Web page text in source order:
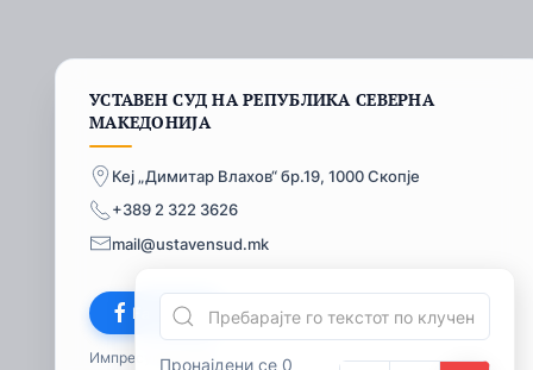
Пронајдени се 0
УСТАВЕН СУД НА РЕПУБЛИКА СЕВЕРНА
МАКЕДОНИЈА
Кеј „Димитар Влахов“ бр.19, 1000 Скопје
+389 2 322 3626
mail@ustavensud.mk
Facebook
Импресум© 2026